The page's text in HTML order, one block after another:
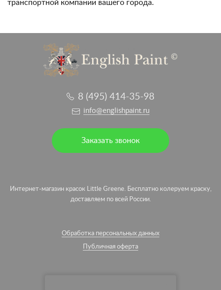
транспортной компании вашего города.
8 (495) 414-35-98
info@englishpaint.ru
Заказать звонок
Интернет-магазин красок Little Greene. Бесплатно колеруем краску,
доставляем по всей России.
Обработка персональных данных
Публичная оферта